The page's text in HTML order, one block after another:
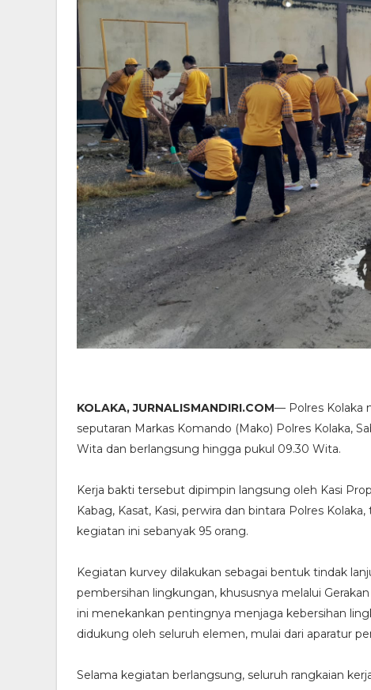
KOLAKA, JURNALISMANDIRI.COM— Polres Kolaka
seputaran Markas Komando (Mako) Polres Kolaka,
Wita dan berlangsung hingga pukul 09.30 Wita.
Kerja bakti tersebut dipimpin langsung oleh Kasi
Kabag, Kasat, Kasi, perwira dan bintara Polres
kegiatan ini sebanyak 95 orang.
Kegiatan kurvey dilakukan sebagai bentuk tindak
pembersihan lingkungan, khususnya melalui
ini menekankan pentingnya menjaga kebersihan
didukung oleh seluruh elemen, mulai dari aparatur
Selama kegiatan berlangsung, seluruh rangkaian